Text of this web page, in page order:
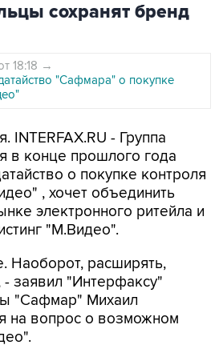
сохранят бренд
18:18 →
"Сафмара" о покупке
INTERFAX.RU - Группа
в конце прошлого года
о покупке контроля
, хочет объединить
электронного ритейла и
"М.Видео".
Наоборот, расширять,
- заявил "Интерфаксу"
"Сафмар" Михаил
на вопрос о возможном